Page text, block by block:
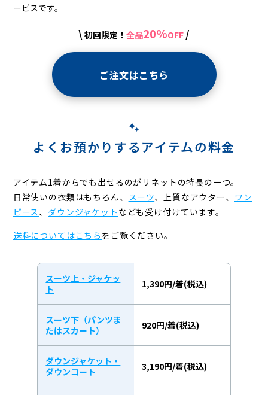
ービスです。
\ 初回限定！ 全品20%OFF /
ご注文はこちら
よくお預かりするアイテムの料金
アイテム1着からでも出せるのがリネットの特長の一つ。
日常使いの衣類はもちろん、
スーツ、上質なアウター、 ワン
ピース 、 ダウンジャケット なども受け付けています。
送料についてはこちら をご覧ください。
スーツ上・ジャケッ
ト
1,390円/着(税込)
スーツ下（パンツま
たはスカート）
920円/着(税込)
ダウンジャケット・
ダウンコート
3,190円/着(税込)